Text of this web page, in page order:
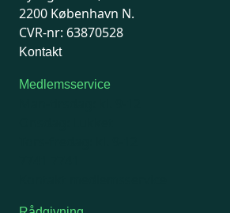
2200 København N.
CVR-nr: 63870528
Kontakt
Medlemsservice